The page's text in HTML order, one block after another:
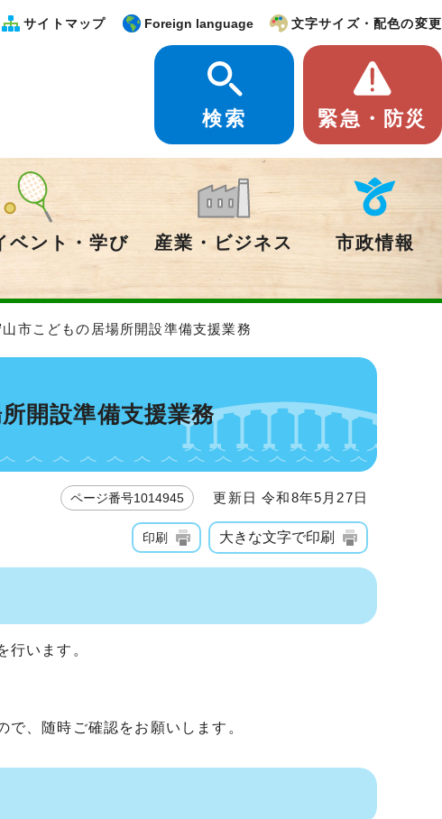
サイトマップ Foreign language 文字サイズ・配色の変更
検索 緊急・防災
ベント・学び 産業・ビジネス 市政情報
市こどもの居場所開設準備支援業務
開設準備支援業務
ページ番号1014945 更新日 令和8年5月27日
印刷 大きな文字で印刷
行います。
、随時ご確認をお願いします。